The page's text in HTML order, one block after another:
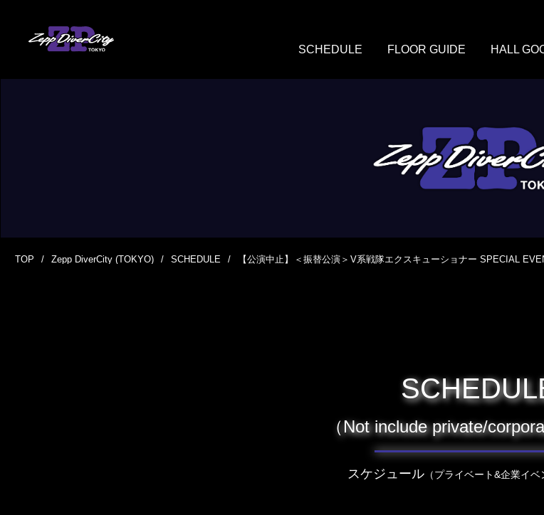
SCHEDULE FLOOR GUIDE HALL
TOP Zepp DiverCity (TOKYO) SCHEDULE 【公演中止】 ＜振替公演＞ V系戦隊エクスキューショナー SPECIAL
（Not include private/
スケジュール（プライベート&企業イベ